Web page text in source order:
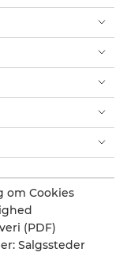
Cookies
(PDF)
Salgssteder